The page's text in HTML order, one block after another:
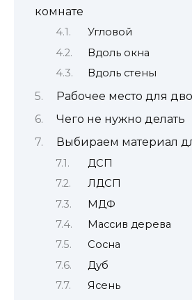
комнате
Угловой
Вдоль окна
Вдоль стены
Рабочее место для
Чего не нужно делать
Выбираем материал
ДСП
ЛДСП
МДФ
Массив дерева
Сосна
Дуб
Ясень